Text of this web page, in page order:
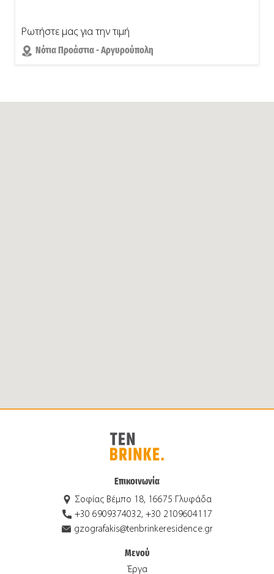
Ρωτήστε μας για την τιμή
Νότια Προάστια - Αργυρούπολη
Επικοινωνία
Σοφίας Βέμπο 18, 16675 Γλυφάδα
+30 6909374032, +30 2109604117
gzografakis@tenbrinkeresidence.gr
Μενού
Έργα